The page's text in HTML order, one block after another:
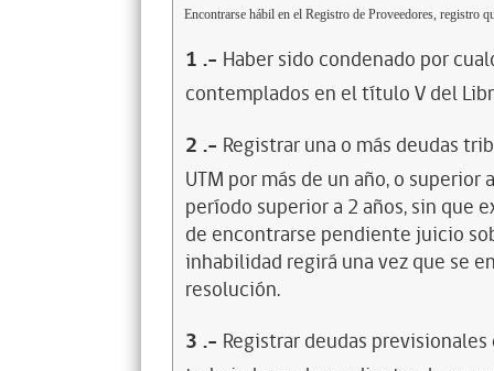
Encontrarse hábil en el Registro de Proveedores, registro
1 .- Haber sido condenado por
contemplados en el título V del
2 .- Registrar una o más deudas
UTM por más de un año, o
período superior a 2 años, sin que
de encontrarse pendiente juicio
inhabilidad regirá una vez que se
resolución.
3 .- Registrar deudas